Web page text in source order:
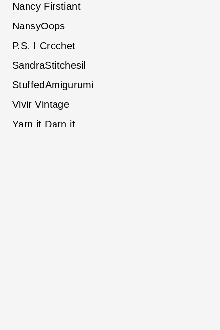
Nancy Firstiant
NansyOops
P.S. I Crochet
SandraStitchesil
StuffedAmigurumi
Vivir Vintage
Yarn it Darn it